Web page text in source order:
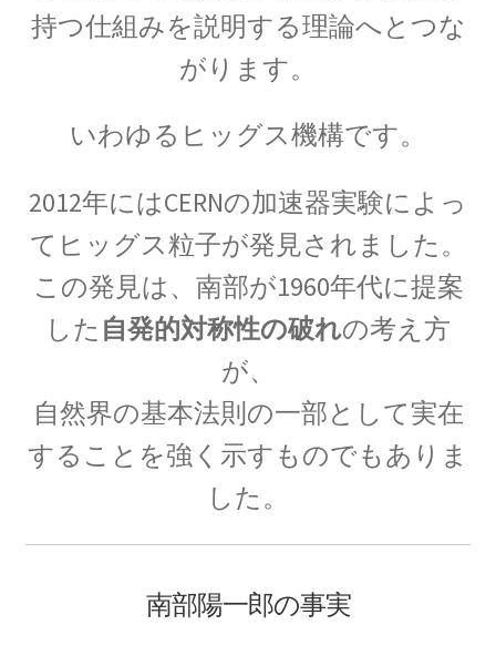
【アルファ線を使いリン30を実現】
J・J・サクライ
【ハーバードを首席で卒業し49歳で夭折した天
才物理学者】
J・J・トムソン
‗【電子の単位を明確にして同位体
を示した優れた実験家】
持つ仕組みを説明する理論へとつな
がります。
いわゆる ヒッグス機構です。
2012年にはCERNの加速器実験によっ
て ヒッグス粒子が発見されました。
この発見は、南部が1960年代に提案
した 自発的対称性の破れの考え方
が、
自然界の基本法則の一部として実在
することを強く示すものでもありま
した。
南部陽一郎の事実